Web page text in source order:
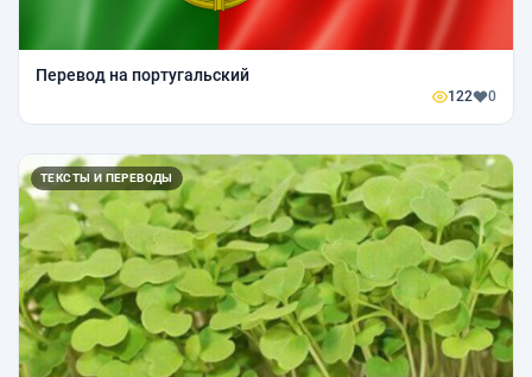
Перевод на португальский
122 0
ТЕКСТЫ И ПЕРЕВОДЫ